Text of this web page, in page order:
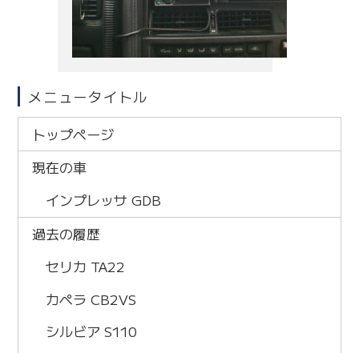
メニュータイトル
トップページ
現在の車
インプレッサ GDB
過去の履歴
セリカ TA22
カペラ CB2VS
シルビア S110